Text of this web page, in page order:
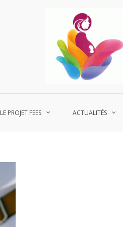
LE PROJET FEES ACTUALITÉS